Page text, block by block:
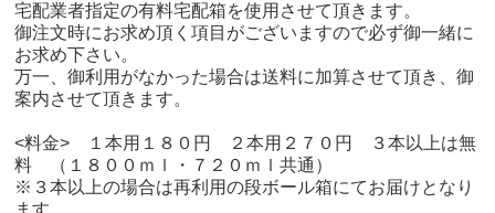
宅配業者指定の有料宅配箱を使用させて頂きます。
御注文時にお求め頂く項目がございますので必ず御一緒に
お求め下さい。
万一、御利用がなかった場合は送料に加算させて頂き、御
案内させて頂きます。
<料金> １本用１８０円 ２本用２７０円 ３本以上は無
料 （１８００ｍｌ・７２０ｍｌ共通）
※３本以上の場合は再利用の段ボール箱にてお届けとなり